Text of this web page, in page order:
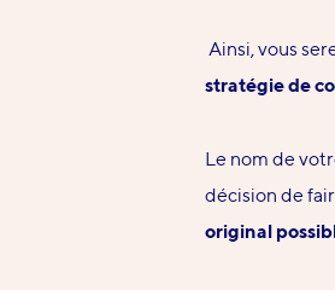
Ainsi, vous
stratégie de
Le nom de
décision de
original